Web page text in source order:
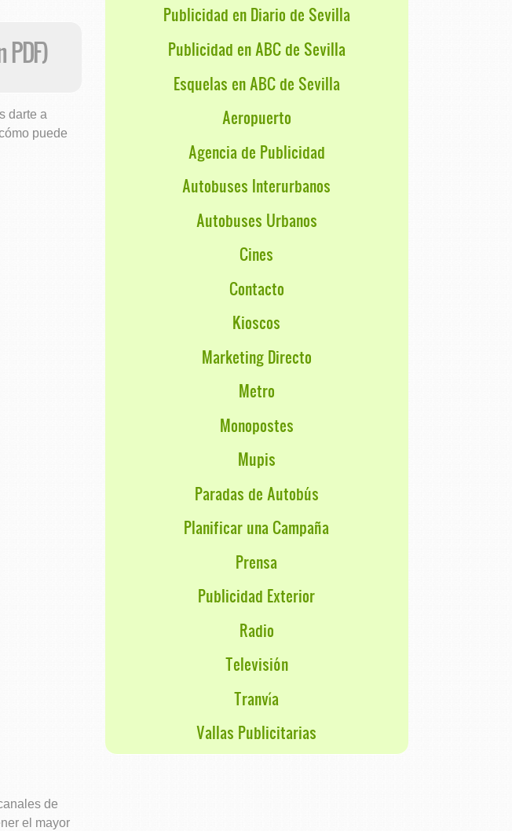
darte a
puede
de
el mayor
Publicidad en Diario de Sevilla
Publicidad en ABC de Sevilla
Esquelas en ABC de Sevilla
Aeropuerto
Agencia de Publicidad
Autobuses Interurbanos
Autobuses Urbanos
Cines
Contacto
Kioscos
Marketing Directo
Metro
Monopostes
Mupis
Paradas de Autobús
Planificar una Campaña
Prensa
Publicidad Exterior
Radio
Televisión
Tranvía
Vallas Publicitarias